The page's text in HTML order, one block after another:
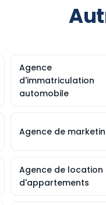
Agence
d'immatriculation
automobile
Agence de
Agence de location
d'appartements